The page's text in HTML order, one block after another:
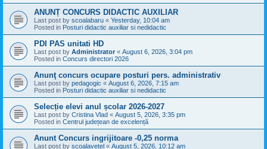
ANUNȚ CONCURS DIDACTIC AUXILIAR
Last post by scoalabaru « Yesterday, 10:04 am
Posted in Posturi didactic auxiliar si nedidactic
PDI PAS unitati HD
Last post by Administrator « August 6, 2026, 3:04 pm
Posted in Concurs directori 2026
Anunţ concurs ocupare posturi pers. administrativ
Last post by pedagogic « August 6, 2026, 7:15 am
Posted in Posturi didactic auxiliar si nedidactic
Selecție elevi anul școlar 2026-2027
Last post by Cristina Vlad « August 5, 2026, 3:35 pm
Posted in Centrul județean de excelență
Anunt Concurs ingrijitoare -0,25 norma
Last post by scoalavetel « August 5, 2026, 10:12 am